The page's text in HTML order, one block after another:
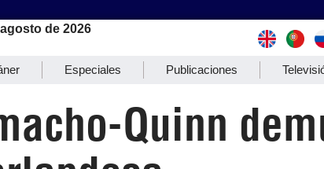
de 2026
Especiales Publicaciones
Quinn